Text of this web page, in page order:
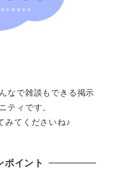
なで雑談もできる掲示
ティです。
みてくださいね♪
ポイント